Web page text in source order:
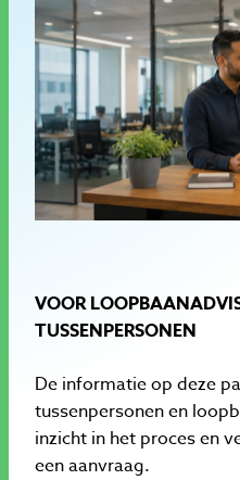
VOOR
TUSSENPERSONEN
De informatie op deze
tussenpersonen en
inzicht in het proces en
een aanvraag.